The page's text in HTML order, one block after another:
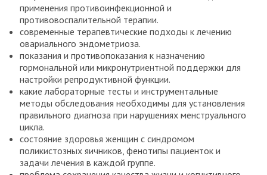
применения противоинфекционной и
противовоспалительной терапии.
современные терапевтические подходы к лечению
овариального эндометриоза.
показания и противопоказания к назначению
гормональной или микронутриентной поддержки для
настройки репродуктивной функции.
какие лабораторные тесты и инструментальные
методы обследования необходимы для установления
правильного диагноза при нарушениях менструального
цикла.
состояние здоровья женщин с синдромом
поликистозных яичников, фенотипы пациенток и
задачи лечения в каждой группе.